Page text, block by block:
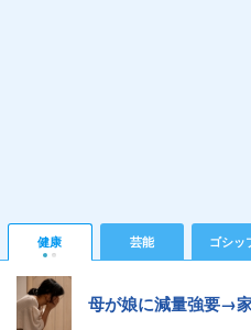
健康 芸能 ゴシッ
母が娘に減量強要→